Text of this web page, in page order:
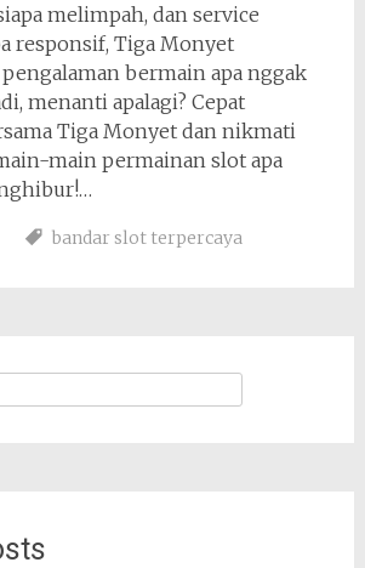
melimpah, dan service
responsif, Tiga Monyet
bermain apa nggak
menanti apalagi? Cepat
Tiga Monyet dan nikmati
main permainan slot apa
bandar slot terpercaya